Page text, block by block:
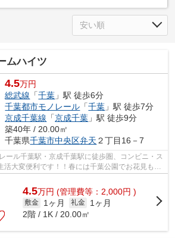
ムハイツ
4.5万円
総武線 「千葉 」駅 徒歩6分
千葉都市モノレール 「千葉 」駅 徒歩7分
京成千葉線 「京成千葉 」駅 徒歩9分
築40年 / 20.00㎡
千葉県千葉市中央区弁天 ２丁目16－7
ール千葉駅・京成千葉駅に徒歩圏、コンビニ・ス
活大変便利です！！春には千葉公園でお花見もで
市ガス☆日当...
4.5万円 (管理費等：2,000円 )
敷金 1ヶ月 礼金
1ヶ月
2階 / 1K / 20.00㎡